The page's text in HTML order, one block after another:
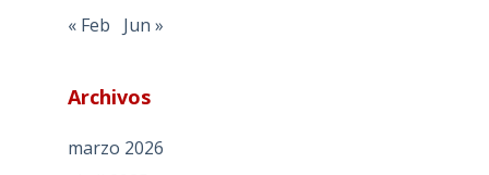
« Feb Jun »
Archivos
marzo 2026